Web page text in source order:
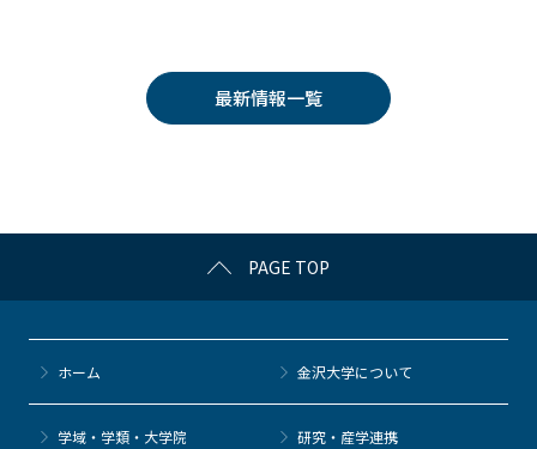
k
erk
et
n
a
最新情報一覧
PAGE TOP
ホーム 金沢大学について
学域・学類・大学院 研究・産学連携